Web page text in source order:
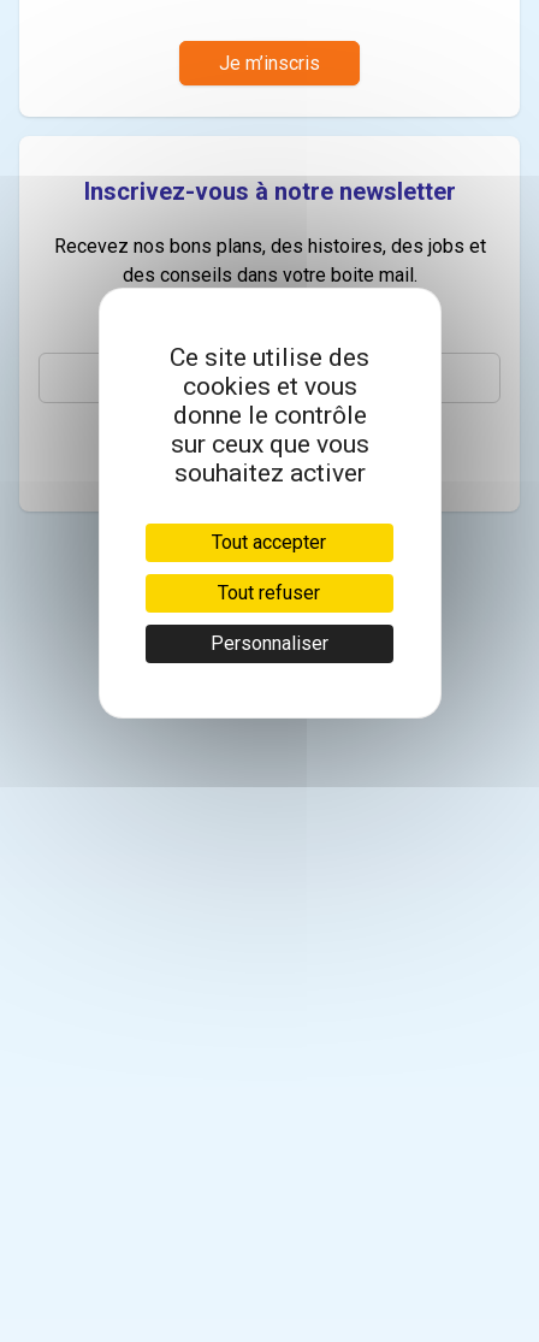
Je m’inscris
Inscrivez-vous à notre newsletter
Recevez nos bons plans, des histoires, des jobs et
des conseils dans votre boite mail.
S’abonner
Ce site utilise des
cookies et vous
donne le contrôle
sur ceux que vous
souhaitez activer
Tout accepter
Tout refuser
Personnaliser